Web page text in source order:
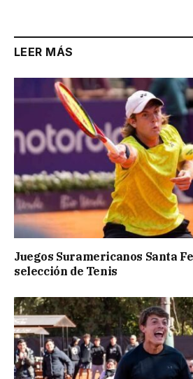
LEER MÁS
Juegos Suramericanos Santa
selección de Tenis